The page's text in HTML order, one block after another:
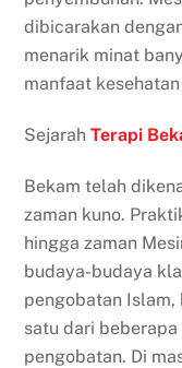
dibicarakan
menarik minat
manfaat
SejarahTerapi
Bekam telah
zaman kuno.
hingga zaman
budaya-budaya
pengobatan Islam,
satu dari
pengobatan. Di